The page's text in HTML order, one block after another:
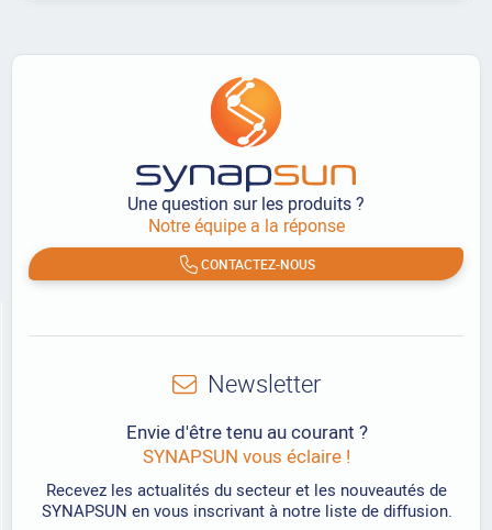
Une question sur les produits ?
Notre équipe a la réponse
CONTACTEZ-NOUS
Newsletter
Envie d'être tenu au courant ?
SYNAPSUN vous éclaire !
Recevez les actualités du secteur et les nouveautés de
SYNAPSUN en vous inscrivant à notre liste de diffusion.